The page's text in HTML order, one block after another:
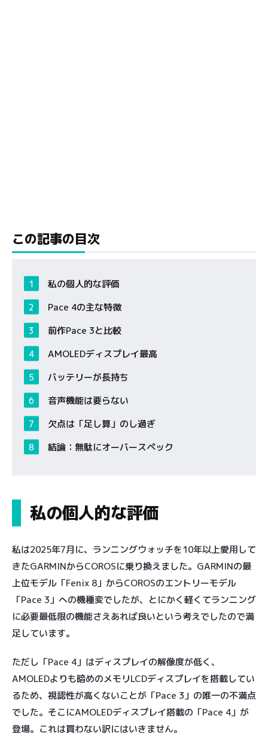
この記事の目次
私の個人的な評価
Pace 4の主な特徴
前作Pace 3と比較
AMOLEDディスプレイ最高
バッテリーが長持ち
音声機能は要らない
欠点は「足し算」のし過ぎ
結論：無駄にオーバースペック
私の個人的な評価
私は2025年7月に、ランニングウォッチを10年以上愛用して
きたGARMINからCOROSに乗り換えました。GARMINの最
上位モデル「Fenix 8」からCOROSのエントリーモデル
「Pace 3」への機種変でしたが、とにかく軽くてランニング
に必要最低限の機能さえあれば良いという考えでしたので満
足しています。
ただし「Pace 4」はディスプレイの解像度が低く、
AMOLEDよりも暗めのメモリLCDディスプレイを搭載してい
るため、視認性が高くないことが「Pace 3」の唯一の不満点
でした。そこにAMOLEDディスプレイ搭載の「Pace 4」が
登場。これは買わない訳にはいきません。